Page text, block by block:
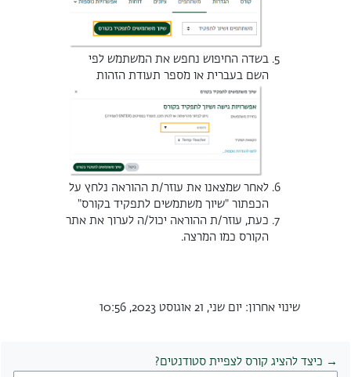
בשדה החיפוש נחפש את המשתמש לפי
השם בעברית או מספר תעודת הזהות
לאחר שמצאנו את עוזר/ת ההוראה נלחץ על
הכפתור "שיוך משתמשים לתפקיד בקורס"
כעת, עוזר/ת ההוראה יכול/ה לערוך את אתר
הקורס כמו המרצה.
שינוי אחרון: יום שני, 21 אוגוסט 2023, 10:56
→ כיצד להציג קורס לצפיית סטודנטים?